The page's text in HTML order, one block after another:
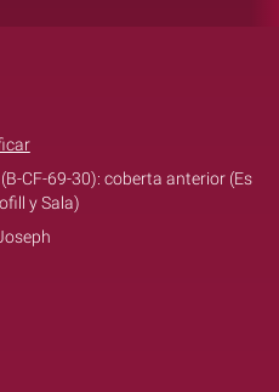
CF-69-30): coberta anterior (Es
y Sala)